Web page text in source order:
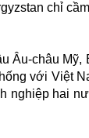
chỉ
Âu-châu
với Việt
nghiệp hai